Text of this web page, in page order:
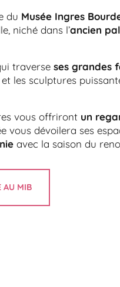
du Musée Ingres
niché dans l’ancien
traverse ses grandes
et les sculptures
vous offriront un
vous dévoilera ses
avec la saison du
AU MIB